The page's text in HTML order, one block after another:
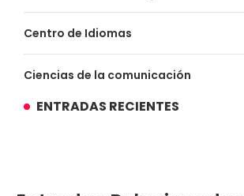
Centro de Idiomas
Ciencias de la comunicación
ENTRADAS RECIENTES